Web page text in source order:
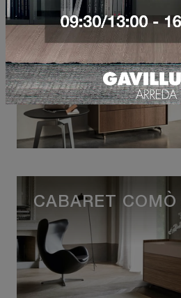
CABARET GLASS
CASSETTIERA
CABARET COMÒ